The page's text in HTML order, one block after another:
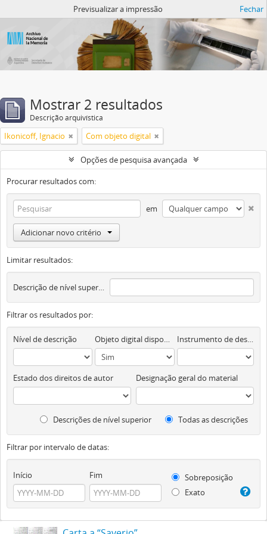
Previsualizar a impressão Fechar
Mostrar 2 resultados
Descrição arquivística
Ikonicoff, Ignacio Com objeto digital
Opções de pesquisa avançada
Procurar resultados com:
em
Adicionar novo critério
Limitar resultados:
Descrição de nível superior
Filtrar os resultados por:
Nível de descrição Objeto digital disponível Instrumento de descrição documental
Estado dos direitos de autor Designação geral do material
Descrições de nível superior Todas as descrições
Filtrar por intervalo de datas:
Início Fim
Sobreposição
Exato